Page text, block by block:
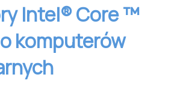
Intel® Core ™
komputerów